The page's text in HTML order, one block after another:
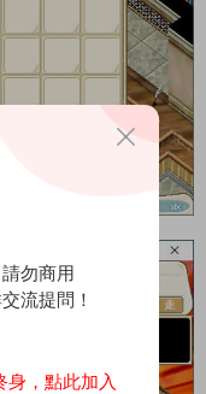
勿商用
流提問！
，點此加入